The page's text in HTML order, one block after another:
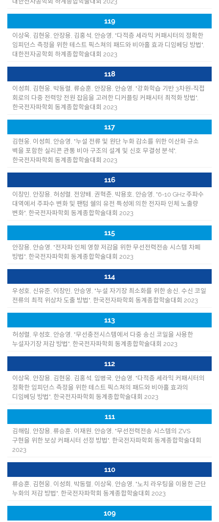
119
이상욱, 김현웅, 안장용, 김홍석, 안승영, "다적층 세라믹 커패시터의 정확한
임피던스 측정을 위한 테스트 픽스쳐의 패드와 비아홀 효과 디임베딩 방법",
대한전자공학회 하계종합학술대회 2023
118
이성희, 김현웅, 박동렬, 류승훈, 안장용, 안승영, "강화학습 기반 3차원-직접
회로의 다중 전력망 전원 잡음을 고려한 디커플링 커패시터 최적화 방법",
한국전자파학회 동계종합학술대회 2023
117
김현웅, 이성희, 안승영, "누설 전류 및 원단 누화 감소를 위한 이산화 규소
벽을 포함한 실리콘 관통 비아 구조의 설계 및 신호 무결성 분석",
한국전자파학회 동계종합학술대회 2023
116
이창민, 안장용, 허성렬, 전양배, 권혁춘, 박용호, 안승영, "6-10 GHz 주파수
대역에서 주파수 변화 및 팬텀 쉘의 유전 특성에 의한 전자파 인체 노출량
변화", 한국전자파학회 동계종합학술대회 2023
115
안장용, 안승영, "전자파 인체 영향 저감을 위한 무선전력전송 시스템 차폐
방법", 한국전자파학회 동계종합학술대회 2023
114
우성호, 신유준, 이창민, 안승영, "누설 자기장 최소화를 위한 송신, 수신 코일
전류의 최적 위상차 도출 방법", 한국전자파학회 동계종합학술대회 2023
113
허성렬, 우성호, 안승영, "무선충전시스템에서 다중 송신 코일을 사용한
누설자기장 저감 방법", 한국전자파학회 동계종합학술대회 2023
112
이상욱, 안장용, 김현웅, 김홍석, 임병국, 안승영, "다적층 세라믹 커패시터의
정확한 임피던스 측정을 위한 테스트 픽스쳐의 패드와 비아홀 효과의
디임베딩 방법", 한국전자파학회 동계종합학술대회 2023
111
김해림, 안장용, 류승훈, 이재원, 안승영, "무선전력전송 시스템의 ZVS
구현을 위한 보상 커패시터 선정 방법", 한국전자파학회 동계종합학술대회
2023
110
류승훈, 김현웅, 이성희, 박동렬, 이상욱, 안승영, "노치 라우팅을 이용한 근단
누화의 저감 방법", 한국전자파학회 동계종합학술대회 2023
109